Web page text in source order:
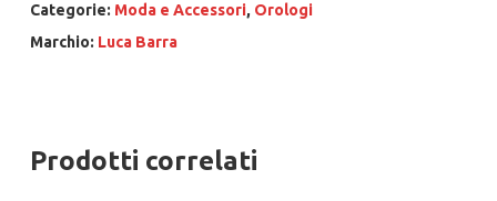
Categorie: Moda e Accessori, Orologi
Marchio: Luca Barra
Prodotti correlati